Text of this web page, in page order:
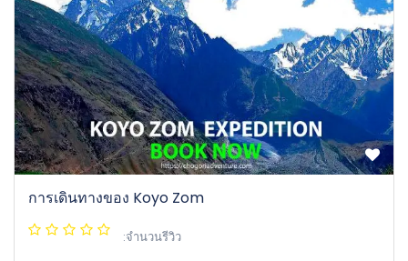
การเดินทางของ Koyo Zom
:จำนวนรีวิว